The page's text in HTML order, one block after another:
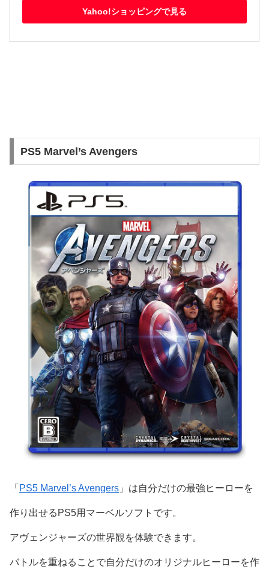
Yahoo!ショッピングで見る
PS5 Marvel’s Avengers
「 PS5 Marvel’s Avengers 」は自分だけの最強ヒーローを
作り出せるPS5用マーベルソフトです。
アヴェンジャーズの世界観を体験できます。
バトルを重ねることで自分だけのオリジナルヒーローを作